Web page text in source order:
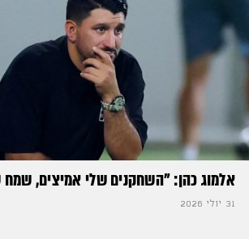
אלמוג כהן: "השחקנים שלי אמיצים,
31 יולי 2026